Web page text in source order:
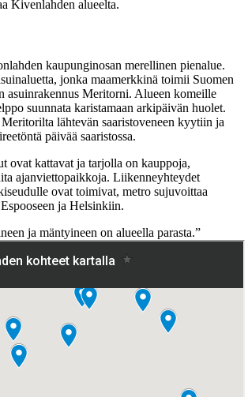
kaupunginosan merellinen pienalue.
jonka maamerkkinä toimii Suomen
asuinrakennus Meritorni. Alueen komeille
suunnata karistamaan arkipäivän huolet.
lähtevän saaristoveneen kyytiin ja
päivää saaristossa.
ovat kattavat ja tarjolla on kauppoja,
ajanviettopaikkoja. Liikenneyhteydet
ovat toimivat, metro sujuvoittaa
ja Helsinkiin.
ja mäntyineen on alueella parasta.”